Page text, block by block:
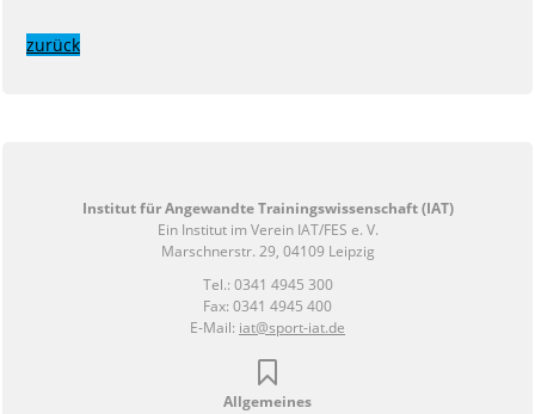
zurück
Institut für Angewandte Trainingswissenschaft (IAT)
Ein Institut im Verein IAT/FES e. V.
Marschnerstr. 29, 04109 Leipzig
Tel.: 0341 4945 300
Fax: 0341 4945 400
E-Mail: iat@sport-iat.de
Allgemeines